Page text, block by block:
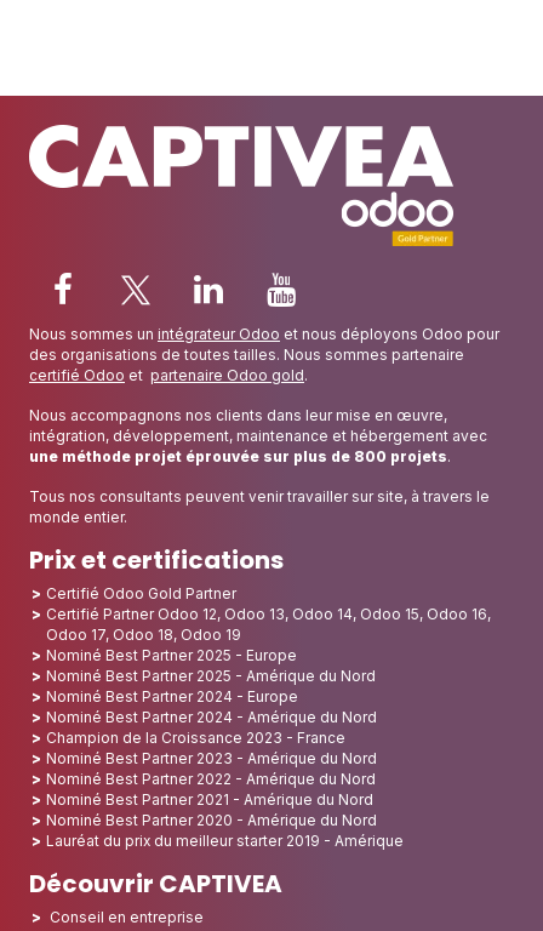
Nous sommes un intégrateur Odoo et nous déployons Odoo pour
des organisations de toutes tailles. Nous sommes partenaire
certifié Odoo et partenaire Odoo gold.
Nous accompagnons nos clients dans leur mise en œuvre,
intégration, développement, maintenance et hébergement avec
une méthode projet éprouvée sur plus de 800 projets.
Tous nos consultants peuvent venir travailler sur site, à travers le
monde entier.
Prix et certifications
Certifié Odoo Gold Partner
Certifié Partner Odoo 12, Odoo 13, Odoo 14, Odoo 15, Odoo 16,
Odoo 17, Odoo 18, Odoo 19
Nominé Best Partner 2025 - Europe
Nominé Best Partner 2025 - Amérique du Nord
Nominé Best Partner 2024 - Europe
Nominé Best Partner 2024 - Amérique du Nord
Champion de la Croissance 2023 - France
Nominé Best Partner 2023 - Amérique du Nord
Nominé Best Partner 2022 - Amérique du Nord
Nominé Best Partner 2021 - Amérique du Nord
Nominé Best Partner 2020 - Amérique du Nord
Lauréat du prix du meilleur starter 2019 - Amérique
Découvrir CAPTIVEA
Conseil en entreprise